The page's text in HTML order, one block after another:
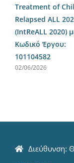
Treatment of
Relapsed ALL
(IntReALL 2020)
Κωδικό Έργου:
101104582
02/06/2026
Διεύθυνση: